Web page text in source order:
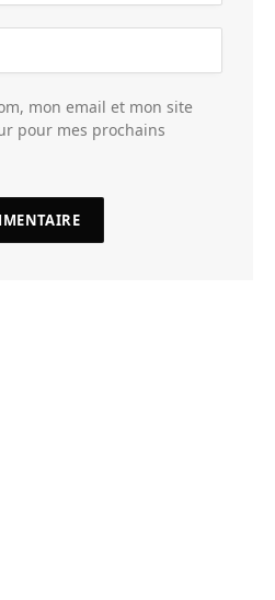
mon email et mon site
pour mes prochains